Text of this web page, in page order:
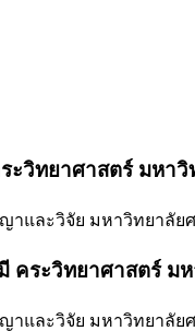
ะวิทยาศาสตร์ มหา
และวิจัย มหาวิทยาลัย
คระวิทยาศาสตร์ ม
และวิจัย มหาวิทยาลัย